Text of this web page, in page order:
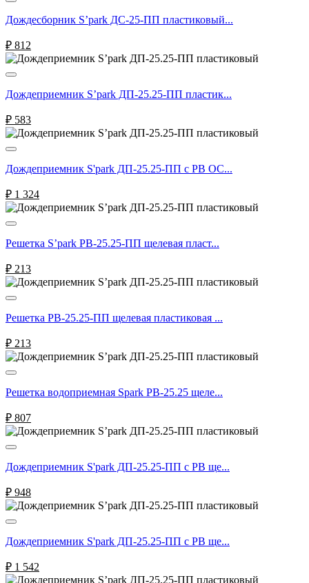
Дождесборник S’park ДС-25-ПП пластиковый...
₽ 812
Дождеприемник S’park ДП-25.25-ПП пластик...
₽ 583
Дождеприемник S'park ДП-25.25-ПП с РВ ОС...
₽ 1 324
Решетка S’park РВ-25.25-ПП щелевая пласт...
₽ 213
Решетка РВ-25.25-ПП щелевая пластиковая ...
₽ 213
Решетка водоприемная Spark РВ-25.25 щеле...
₽ 807
Дождеприемник S'park ДП-25.25-ПП с РВ ще...
₽ 948
Дождеприемник S'park ДП-25.25-ПП с РВ ще...
₽ 1 542